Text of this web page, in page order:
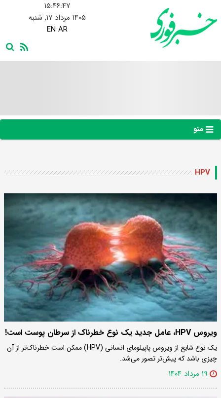
۱۵:۴۶:۴۷
۱۴۰۵ مرداد ۱۷, شنبه
EN AR
منو
HPV
ویروس HPV، عامل جدید یک نوع خطرناک از سرطان پوست است!
یک نوع شایع از ویروس پاپیلومای انسانی (HPV) ممکن است خطرناک‌تر از آن
چیزی باشد که پیش‌تر تصور می‌شد.
۱۹ مرداد ۱۴۰۴